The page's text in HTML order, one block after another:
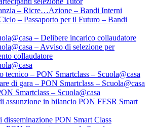
– Ricre…Azione – Bandi Interni
– Passaporto per il Futuro – Bandi
– Delibere incarico collaudatore
– Avviso di selezione per
collaudatore
tecnico – PON Smartclass – Scuola@casa
di gara – PON Smartclass – Scuola@casa
Smartclass – Scuola@casa
assunzione in bilancio PON FESR Smart
disseminazione PON Smart Class